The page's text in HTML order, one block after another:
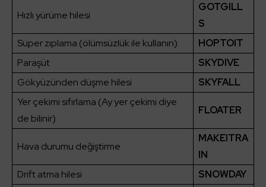
Hızlı yürüme hilesi
GOTGILL
S
Süper zıplama (ölümsüzlük ile kullanın)
HOPTOIT
Paraşüt
SKYDIVE
Gökyüzünden düşme hilesi
SKYFALL
Yer çekimi sıfırlama (Ay yer çekimi diye
de bilinir)
FLOATER
Hava durumu değiştirme
MAKEITRA
IN
Drift atma hilesi
SNOWDAY